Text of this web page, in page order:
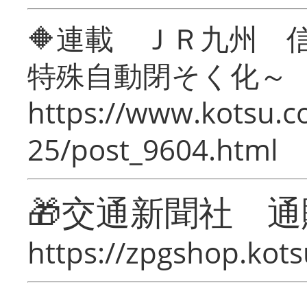
🔶連載 ＪＲ九州 信
特殊自動閉そく化～
https://
25/post_9604.html
🎁交通新聞社
https://